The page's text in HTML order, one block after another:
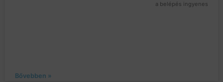
a belépés ingyenes
Bővebben »